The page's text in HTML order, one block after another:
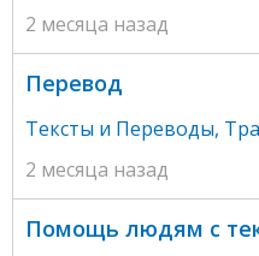
2 месяца назад
Перевод
Тексты и Переводы,
2 месяца назад
Помощь людям с